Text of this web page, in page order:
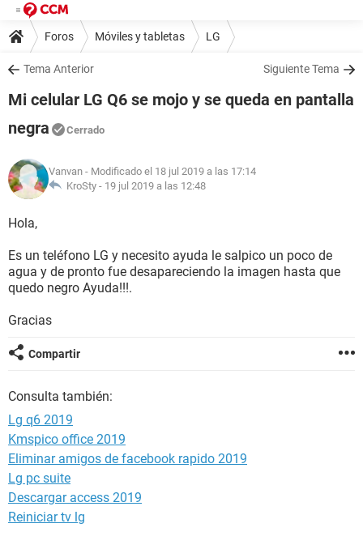
Foros Móviles y tabletas LG
Tema Anterior Siguiente Tema
Mi celular LG Q6 se mojo y se queda en pantalla
negra
Cerrado
Vanvan - Modificado el 18 jul 2019 a las 17:14
KroSty - 19 jul 2019 a las 12:48
Hola,
Es un teléfono LG y necesito ayuda le salpico un poco de
agua y de pronto fue desapareciendo la imagen hasta que
quedo negro Ayuda!!!.
Gracias
Compartir
Consulta también:
Lg q6 2019
Kmspico office 2019
Eliminar amigos de facebook rapido 2019
Lg pc suite
Descargar access 2019
Reiniciar tv lg